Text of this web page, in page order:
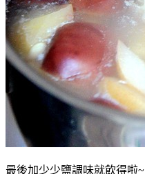
最後加少少鹽調味就飲得啦~